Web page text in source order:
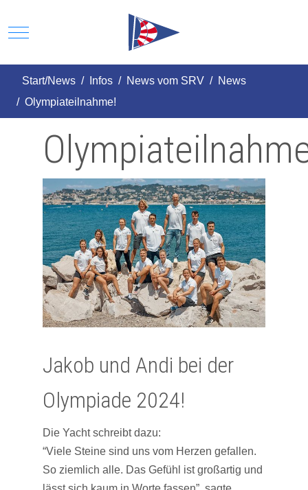
Mobile Menu Toggle
Start/News Infos News vom SRV
News
Olympiateilnahme!
Jakob und Andi bei der
Olympiade 2024!
Die Yacht schreibt dazu:
“Viele Steine sind uns vom Herzen gefallen.
So ziemlich alle. Das Gefühl ist großartig und